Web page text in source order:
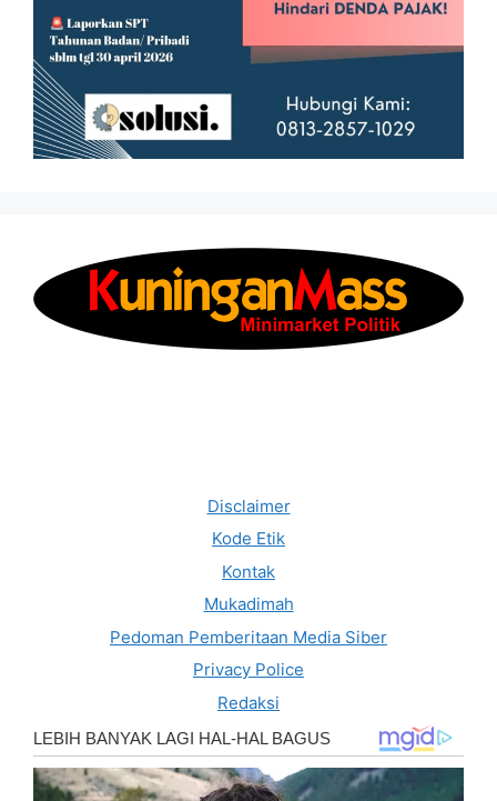
Disclaimer
Kode Etik
Kontak
Mukadimah
Pedoman Pemberitaan Media Siber
Privacy Police
Redaksi